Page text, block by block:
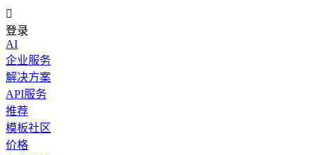

登录
AI
企业服务
解决方案
API服务
推荐
模板社区
价格